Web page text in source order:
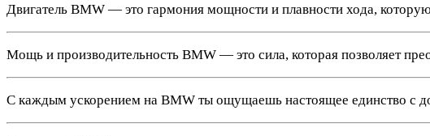
Двигатель BMW — это гармония мощности и плавности хода,
Мощь и производительность BMW — это сила, которая позволяет
С каждым ускорением на BMW ты ощущаешь настоящее единство с